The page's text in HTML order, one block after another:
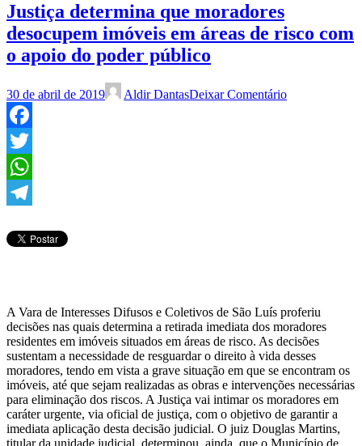
Justiça determina que moradores
desocupem imóveis em áreas de risco com
o apoio do poder público
30 de abril de 2019 Aldir DantasDeixar Comentário
Facebook
Twitter
WhatsApp
A Vara de Interesses Difusos e Coletivos de São Luís proferiu
decisões nas quais determina a retirada imediata dos moradores
residentes em imóveis situados em áreas de risco. As decisões
sustentam a necessidade de resguardar o direito à vida desses
moradores, tendo em vista a grave situação em que se encontram os
imóveis, até que sejam realizadas as obras e intervenções necessárias
para eliminação dos riscos. A Justiça vai intimar os moradores em
caráter urgente, via oficial de justiça, com o objetivo de garantir a
imediata aplicação desta decisão judicial. O juiz Douglas Martins,
titular da unidade judicial, determinou, ainda, que o Município de